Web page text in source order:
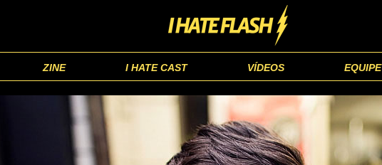
ZINE I HATE CAST VÍDEOS EQUIPE